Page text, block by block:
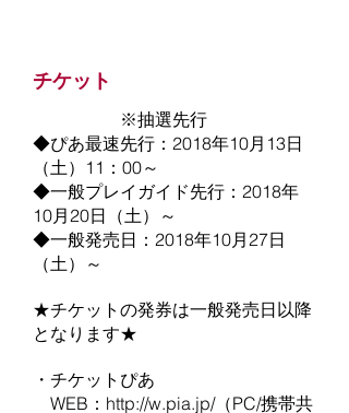
チケット
※抽選先行
◆ぴあ最速先行：2018年10月13日
（土）11：00～
◆一般プレイガイド先行：2018年
10月20日（土）～
◆一般発売日：2018年10月27日
（土）～
★チケットの発券は一般発売日以降
となります★
・チケットぴあ
WEB：http://w.pia.jp/（PC/携帯共